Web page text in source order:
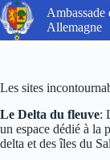
#!trpst#trp-
gettext
data-
gettext#!trpen#
Ambassade
Allemagne
Les sites
Le Delta du fleuve:
un espace dédié à la
delta et des îles du